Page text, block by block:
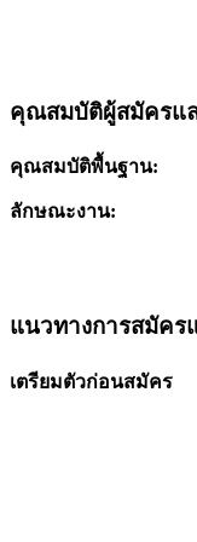
คุณสมบัติผู้สมัครแ
คุณสมบัติพื้นฐาน:
ลักษณะงาน:
แนวทางการสมัคร
เตรียมตัวก่อนสมัคร